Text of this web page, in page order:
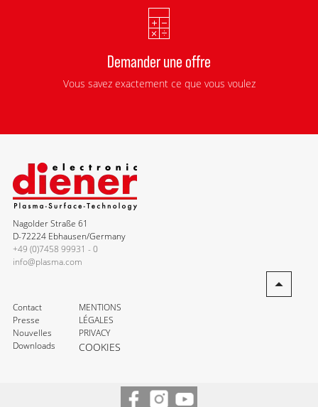
Demander une offre
Vous savez exactement ce que vous voulez
Nagolder Straße 61
D-72224 Ebhausen/Germany
+49 (0)7458 99931 - 0
info@plasma.com
Contact
Presse
Nouvelles
Downloads
MENTIONS
LÉGALES
PRIVACY
COOKIES